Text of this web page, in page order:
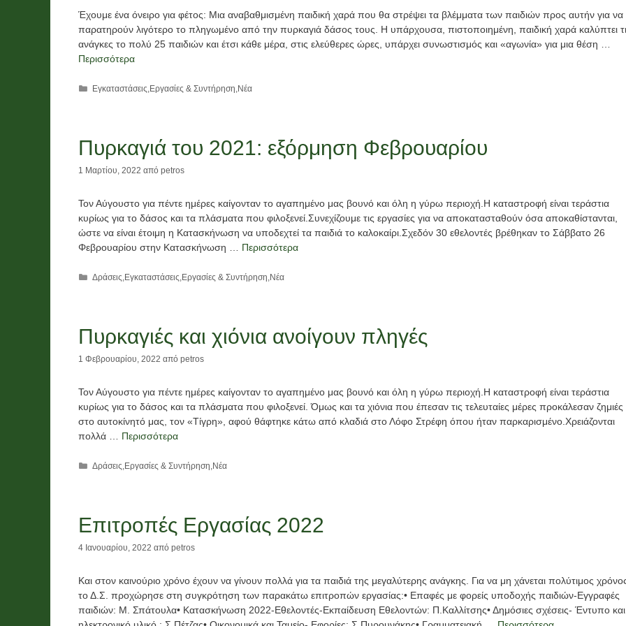
Έχουμε ένα όνειρο για φέτος: Μια αναβαθμισμένη παιδική χαρά που θα στρέψει τα βλέμματα των παιδιών προς αυτήν για να
παρατηρούν λιγότερο το πληγωμένο από την πυρκαγιά δάσος τους. Η υπάρχουσα, πιστοποιημένη, παιδική χαρά καλύπτει
ανάγκες το πολύ 25 παιδιών και έτσι κάθε μέρα, στις ελεύθερες ώρες, υπάρχει συνωστισμός και «αγωνία» για μια θέση …
Περισσότερα
Κατηγορίες
Εγκαταστάσεις,Εργασίες & Συντήρηση,Νέα
Πυρκαγιά του 2021: εξόρμηση Φεβρουαρίου
1 Μαρτίου, 2022 από petros
Τον Αύγουστο για πέντε ημέρες καίγονταν το αγαπημένο μας βουνό και όλη η γύρω περιοχή.Η καταστροφή είναι τεράστια
κυρίως για το δάσος και τα πλάσματα που φιλοξενεί.Συνεχίζουμε τις εργασίες για να αποκατασταθούν όσα αποκαθίστανται,
ώστε να είναι έτοιμη η Κατασκήνωση να υποδεχτεί τα παιδιά το καλοκαίρι.Σχεδόν 30 εθελοντές βρέθηκαν το Σάββατο 26
Φεβρουαρίου στην Κατασκήνωση … Περισσότερα
Κατηγορίες
Δράσεις,Εγκαταστάσεις,Εργασίες & Συντήρηση,Νέα
Πυρκαγιές και χιόνια ανοίγουν πληγές
1 Φεβρουαρίου, 2022 από petros
Τον Αύγουστο για πέντε ημέρες καίγονταν το αγαπημένο μας βουνό και όλη η γύρω περιοχή.Η καταστροφή είναι τεράστια
κυρίως για το δάσος και τα πλάσματα που φιλοξενεί. Όμως και τα χιόνια που έπεσαν τις τελευταίες μέρες προκάλεσαν ζημιές
στο αυτοκίνητό μας, τον «Τίγρη», αφού θάφτηκε κάτω από κλαδιά στο Λόφο Στρέφη όπου ήταν παρκαρισμένο.Χρειάζονται
πολλά … Περισσότερα
Κατηγορίες
Δράσεις Εργασίες & Συντήρηση Νέα
Επιτροπές Εργασίας 2022
4 Ιανουαρίου, 2022 από petros
Και στον καινούριο χρόνο έχουν να γίνουν πολλά για τα παιδιά της μεγαλύτερης ανάγκης. Για να μη χάνεται πολύτιμος
το Δ.Σ. προχώρησε στη συγκρότηση των παρακάτω επιτροπών εργασίας:• Επαφές με φορείς υποδοχής παιδιών-Εγγραφές
παιδιών: Μ. Σπάτουλα• Κατασκήνωση 2022-Εθελοντές-Εκπαίδευση Εθελοντών: Π.Καλλίτσης• Δημόσιες σχέσεις- Έντυπο και